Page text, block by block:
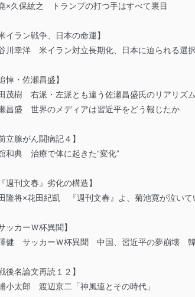
×久保紘之 トランプの打つ手はすべて裏目
米イラン戦争、日本の命運】
川幸洋 米イラン対立長期化、日本に迫られる選択
悼・佐瀬昌盛】
茂樹 右派・左派とも違う佐瀬昌盛氏のリアリズム
昌盛 世界のメディアは習近平をどう報じたか
前立腺がん闘病記４】
和典 治療で体に起きた“変化”
『週刊文春』劣化の構造】
隆将×花田紀凱 『週刊文春』よ、菊池寛が泣いて
ッカーＷ杯異聞】
健 サッカーＷ杯異聞 中国、習近平の夢崩壊 韓
戦後名論文再読１２】
小太郎 渡辺京二「神風連とその時代」